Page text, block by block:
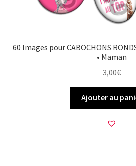
60 Images pour CABOCHONS
• Maman
3,00€
Ajouter au